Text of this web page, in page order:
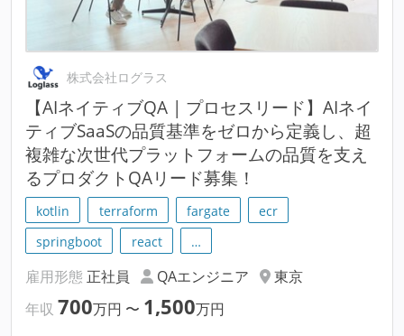
株式会社ログラス
【AIネイティブQA | プロセスリード】AIネイ
ティブSaaSの品質基準をゼロから定義し、超
複雑な次世代プラットフォームの品質を支え
るプロダクトQAリード募集！
kotlin terraform fargate
ecr
springboot
react …
雇用形態 正社員 QAエンジニア
東京
年収 700万円 〜 1,500万円